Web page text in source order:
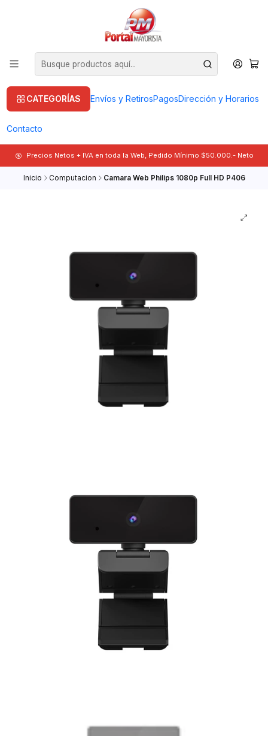
CATEGORÍAS Envíos y RetirosPagosDirección y Horarios
Contacto
Precios Netos + IVA en toda la Web, Pedido Mínimo $50.000.- Neto
Inicio Computacion Camara Web Philips 1080p Full HD P406